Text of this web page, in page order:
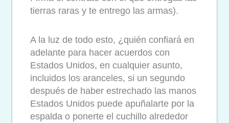
tierras raras y te entrego las armas).
A la luz de todo esto, ¿quién confiará en
adelante para hacer acuerdos con
Estados Unidos, en cualquier asunto,
incluidos los aranceles, si un segundo
después de haber estrechado las manos
Estados Unidos puede apuñalarte por la
espalda o ponerte el cuchillo alrededor